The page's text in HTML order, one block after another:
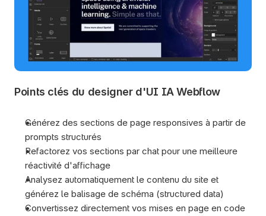
Points clés du designer d'UI IA Webflow
Générez des sections de page responsives à partir de
prompts structurés
Refactorez vos sections par chat pour une meilleure
réactivité d'affichage
Analysez automatiquement le contenu du site et
générez le balisage de schéma (structured data)
Convertissez directement vos mises en page en code